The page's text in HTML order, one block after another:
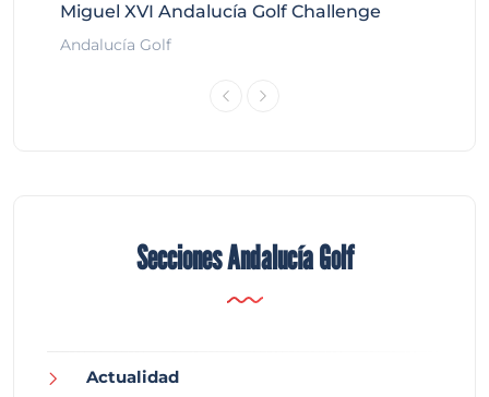
Miguel XVI Andalucía Golf Challenge
Andalucía Golf
Secciones Andalucía Golf
Actualidad